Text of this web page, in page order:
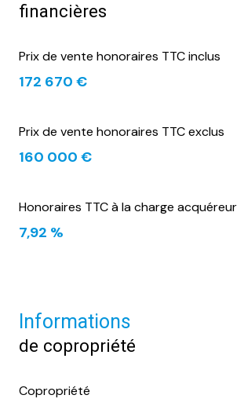
financières
Prix de vente honoraires TTC inclus
172 670 €
Prix de vente honoraires TTC exclus
160 000 €
Honoraires TTC à la charge acquéreur
7,92 %
Informations
de copropriété
Copropriété